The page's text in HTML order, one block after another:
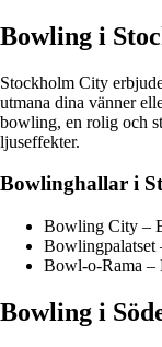
Bowling i
Stockholm City
utmana dina vänner
bowling, en rolig och
ljuseffekter.
Bowlinghallar i
Bowling City –
Bowlingpalatset
Bowl-o-Rama –
Bowling i